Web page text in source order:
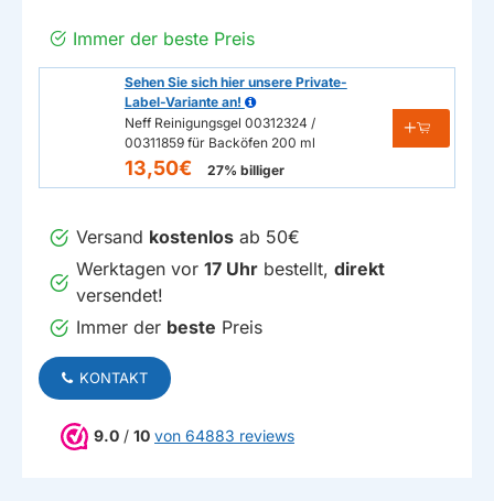
Immer der beste Preis
Sehen Sie sich hier unsere Private-
Label-Variante an!
Neff Reinigungsgel 00312324 /
00311859 für Backöfen 200 ml
13,50€ 27% billiger
Versand kostenlos ab 50€
Werktagen vor 17 Uhr bestellt, direkt
versendet!
Immer der beste Preis
KONTAKT
9.0 / 10 von 64883 reviews